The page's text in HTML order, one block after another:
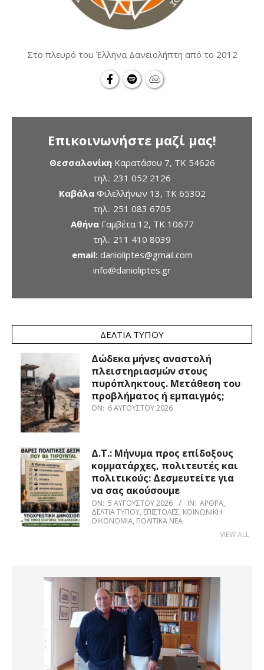
Στο πλευρό του Έλληνα Δανειολήπτη από το 2012
Επικοινωνήστε μαζί μας!
ΘεσσαλονίκηΚαρατάσου 7, TK 54626
τηλ.: 231 052 2126
ΚαβάλαΦιλελλήνων 13, ΤΚ 65302
τηλ.: 251 083 6705
ΑθήναΓαμβέτα 12, ΤΚ 10677
τηλ.: 211 410 8039
email: danioliptes@gmail.com
info@danioliptes.gr
ΔΕΛΤΊΑ ΤΎΠΟΥ
Δώδεκα μήνες αναστολή
πλειστηριασμών στους
πυρόπληκτους. Μετάθεση του
προβλήματος ή εμπαιγμός;
ON: 6 ΑΥΓΟΎΣΤΟΥ 2026
Δ.Τ.: Μήνυμα προς επίδοξους
κομματάρχες, πολιτευτές και
πολιτικούς: Δεσμευτείτε για
να σας ακούσουμε
ON: 5 ΑΥΓΟΎΣΤΟΥ 2026 IN: ΆΡΘΡΑ,
ΔΕΛΤΊΑ ΤΎΠΟΥ, ΕΠΙΣΤΟΛΈΣ, ΚΟΙΝΩΝΙΚΉ
ΟΙΚΟΝΟΜΊΑ, ΠΟΛΙΤΙΚΆ ΝΈΑ
VIEW ALL